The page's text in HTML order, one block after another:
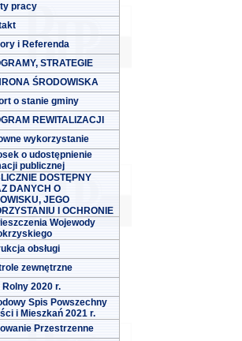
pracy
i Referenda
STRATEGIE
ŚRODOWISKA
o stanie gminy
REWITALIZACJI
wykorzystanie
o udostępnienie
publicznej
DOSTĘPNY
DANYCH O
JEGO
I OCHRONIE
Wojewody
obsługi
zewnętrzne
Rolny 2020 r.
Spis Powszechny
i Mieszkań 2021 r.
Przestrzenne